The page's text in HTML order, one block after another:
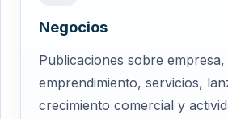
Negocios
Publicaciones sobre empresa,
emprendimiento, servicios,
crecimiento comercial y